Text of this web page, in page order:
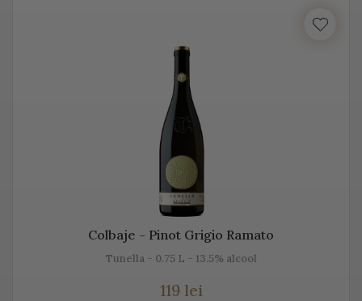
struguri, însă Glera este de departe cel mai cunoscut.
Unii producători, mai amestecă pe lângă Glera și alte
soiuri de struguri, precum: Verdiso, Bianchetta
Trevigiana, Perera, Glera lunga, Chardonnay, Pinot
Bianco, Pinot Grigio sau Pinot Nero.
Numele de Prosecco provine de la locul de origine -
satul Prosecco, situat foarte aproape de Trieste. Peste
50% din producția de Prosecco provine din acele locuri,
acolo unde sunt peste 150 de producători. Toți aceștia s-
au asociat într-un Consorțiu pentru a proteja acest vin
spumant italian, cunoscut sub această denumire.
Colbaje - Pinot Grigio Ramato
Tunella - 0.75 L - 13.5% alcool
119 lei